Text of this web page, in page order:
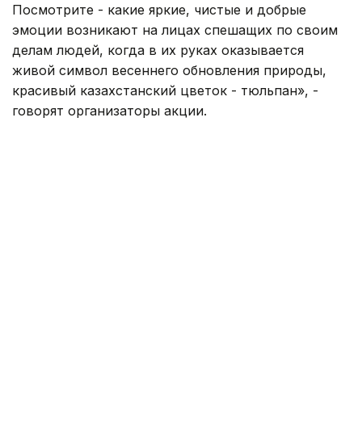
Посмотрите - какие яркие, чистые и добрые
эмоции возникают на лицах спешащих по своим
делам людей, когда в их руках оказывается
живой символ весеннего обновления природы,
красивый казахстанский цветок - тюльпан», -
говорят организаторы акции.